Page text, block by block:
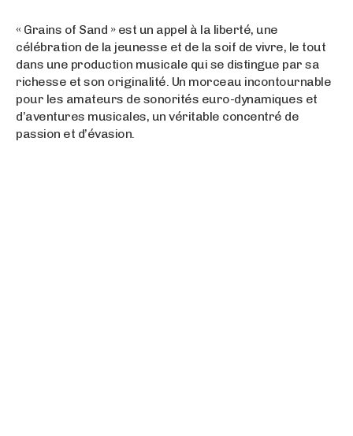
« Grains of Sand » est un appel à la liberté, une
célébration de la jeunesse et de la soif de vivre, le tout
dans une production musicale qui se distingue par sa
richesse et son originalité. Un morceau incontournable
pour les amateurs de sonorités euro-dynamiques et
d’aventures musicales, un véritable concentré de
passion et d’évasion.